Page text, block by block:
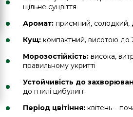
щільне суцвіття
Аромат: приємний, солодкий,
Кущ: компактний, висотою до
Морозостійкість: висока,
правильному укритті
Устойчивість до
до гнилі цибулин
Період цвітіння: квітень –